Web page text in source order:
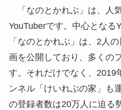
「なのとかれぶ」は、人
YouTuberです。中心となる
「なのとかれぶ」は、2人
画を公開しており、多くの
す。それだけでなく、2019
ンネル「けいれぶの家」も
の登録者数は20万人に迫る